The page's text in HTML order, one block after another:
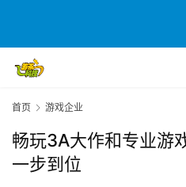
首页 游戏企业
畅玩3A大作和专业游
一步到位